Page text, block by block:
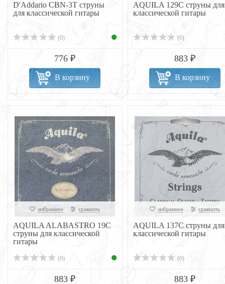
D'Addario CBN-3T струны
для классической гитары
(0)
776 ₽
В корзину
AQUILA 129C струны для
классической гитары
(0)
883 ₽
В корзину
избранное сравнить
AQUILA ALABASTRO 19C
струны для классической
гитары
(0)
883 ₽
избранное сравнить
AQUILA 137C струны
классической гитары
(0)
883 ₽